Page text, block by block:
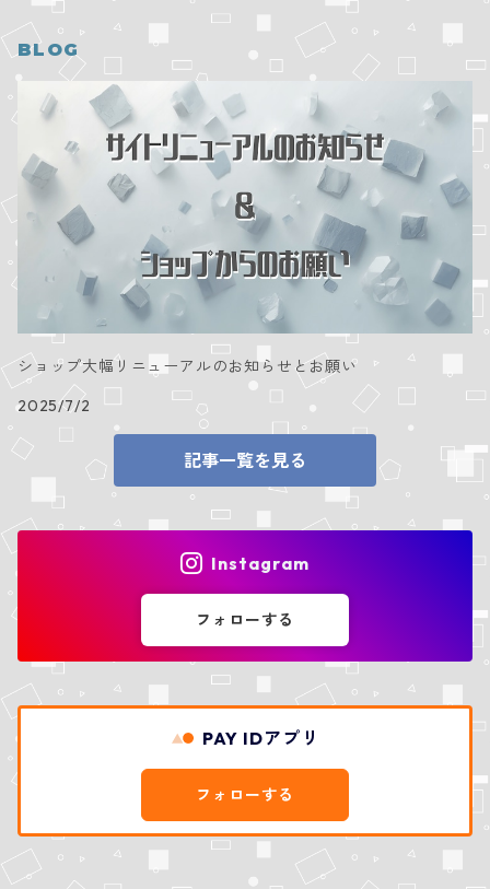
BLOG
ショップ大幅リニューアルのお知らせとお願い
2025/7/2
記事一覧を見る
Instagram
フォローする
PAY IDアプリ
フォローする